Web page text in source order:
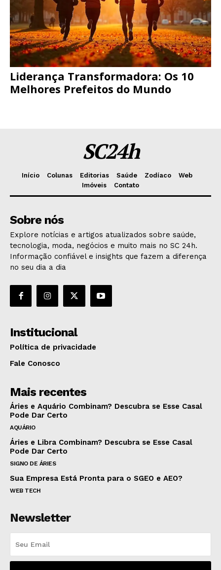
Liderança Transformadora: Os 10
Melhores Prefeitos do Mundo
SC24h
Início Colunas Editorias Saúde Zodíaco
Web
Imóveis
Contato
Sobre nós
Explore notícias e artigos atualizados sobre saúde,
tecnologia, moda, negócios e muito mais no SC 24h.
Informação confiável e insights que fazem a diferença
no seu dia a dia
Institucional
Política de privacidade
Fale Conosco
Mais recentes
Áries e Aquário Combinam? Descubra se Esse Casal
Pode Dar Certo
AQUÁRIO
Áries e Libra Combinam? Descubra se Esse Casal
Pode Dar Certo
SIGNO DE ÁRIES
Sua Empresa Está Pronta para o SGEO e AEO?
WEB TECH
Newsletter